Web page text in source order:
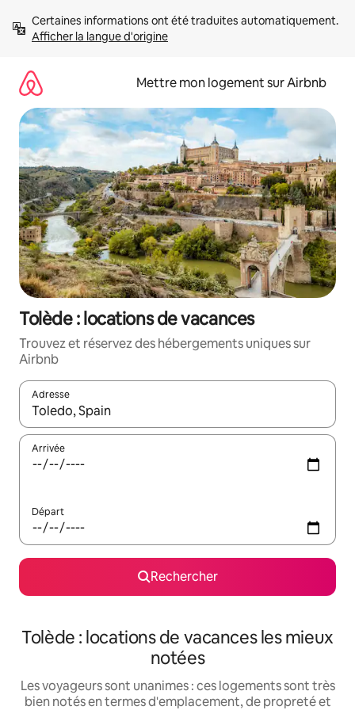
directement
Afficher la langue d'origine
Mettre mon logement sur Airbnb
Tolède : locations de vacances
Trouvez et réservez des hébergements uniques sur
Airbnb
Adresse
Lorsque les résultats s'affichent, utilisez les flèches vers le
Arrivée
Départ
Rechercher
Tolède : locations de vacances les mieux
notées
Les voyageurs sont unanimes : ces logements sont très
bien notés en termes d'emplacement, de propreté et